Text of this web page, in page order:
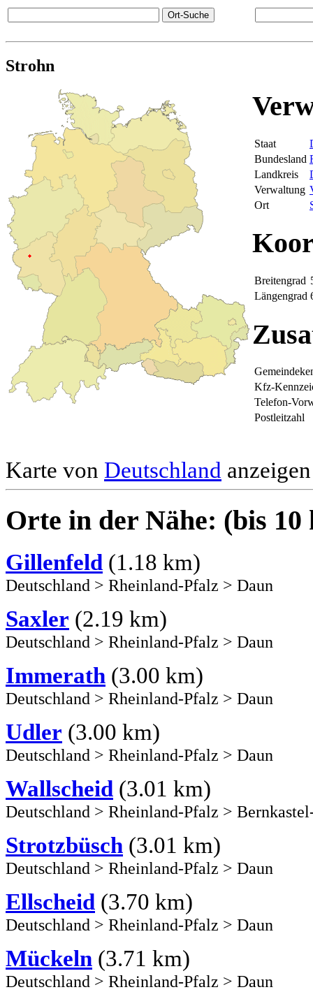
Strohn
Staat
Bundesland
Landkreis
Verwaltung
Ort
Breitengrad
Längengrad
Kfz-
Telefon-
Postleitzahl
Karte von Deutschland
Orte in der Nähe: (bis 10
Gillenfeld (1.18 km)
Deutschland > Rheinland-Pfalz > Daun
Saxler (2.19 km)
Deutschland > Rheinland-Pfalz > Daun
Immerath (3.00 km)
Deutschland > Rheinland-Pfalz > Daun
Udler (3.00 km)
Deutschland > Rheinland-Pfalz > Daun
Wallscheid (3.01 km)
Deutschland > Rheinland-Pfalz >
Strotzbüsch (3.01 km)
Deutschland > Rheinland-Pfalz > Daun
Ellscheid (3.70 km)
Deutschland > Rheinland-Pfalz > Daun
Mückeln (3.71 km)
Deutschland > Rheinland-Pfalz > Daun